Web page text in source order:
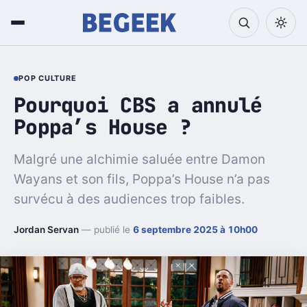
POP CULTURE
Pourquoi CBS a annulé
Poppa’s House ?
Malgré une alchimie saluée entre Damon
Wayans et son fils, Poppa’s House n’a pas
survécu à des audiences trop faibles.
Jordan Servan — publié le 6 septembre 2025 à 10h00